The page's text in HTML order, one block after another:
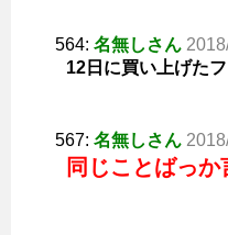
564: 名無しさん
12日に買い上げた
567: 名無しさん
同じことばっか